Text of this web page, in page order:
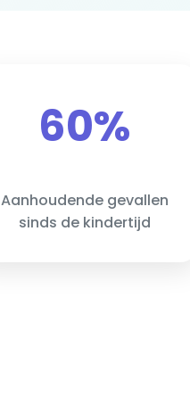
60%
Aanhoudende gevallen
sinds de kindertijd